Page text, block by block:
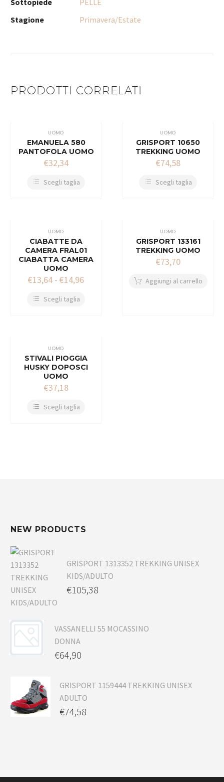
Sottopiede
PELLE
Stagione
Primavera/Estate
PRODOTTI CORRELATI
UOMO
EMANUELA 580
PANTOFOLA UOMO
€32,34
Scegli taglia
UOMO
GRISPORT 10650
TREKKING UOMO
€74,58
Scegli taglia
UOMO
CIABATTE DA
CAMERA FRAL01
CIABATTA CAMERA
UOMO
€13,64 - €14,96
Scegli taglia
UOMO
GRISPORT 133161
TREKKING UOMO
€73,70
Aggiungi al carrello
UOMO
STIVALI PIOGGIA
HUSKY DOPOSCI
UOMO
€37,18
Scegli taglia
NEW PRODUCTS
GRISPORT 1313352 TREKKING UNISEX
KIDS/ADULTO
€105,38
VASSANELLI 55 MOCASSINO
DONNA
€64,90
GRISPORT 1159444 TREKKING UNISEX
ADULTO
€74,58